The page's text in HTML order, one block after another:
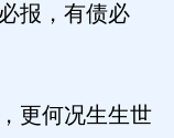
报，有债必
更何况生生世